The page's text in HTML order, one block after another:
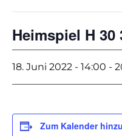
Heimspiel H 30
18. Juni 2022 - 14:00 -
Zum Kalender